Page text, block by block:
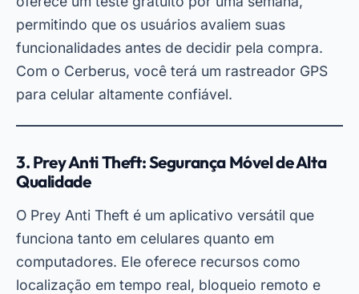
permitindo que os usuários avaliem suas
funcionalidades antes de decidir pela compra.
Com o Cerberus, você terá um rastreador GPS
para celular altamente confiável.
3. Prey Anti Theft: Segurança Móvel de Alta
Qualidade
O Prey Anti Theft é um aplicativo versátil que
funciona tanto em celulares quanto em
computadores. Ele oferece recursos como
localização em tempo real, bloqueio remoto e